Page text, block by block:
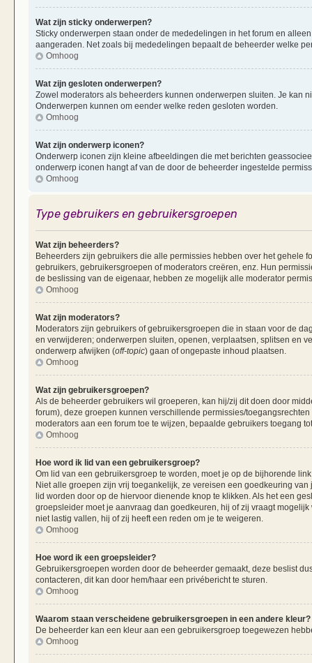
Wat zijn sticky onderwerpen?
Sticky onderwerpen staan onder de mededelingen in het forum en
aangeraden. Net zoals bij mededelingen bepaalt de beheerder welke
Omhoog
Wat zijn gesloten onderwerpen?
Zowel moderators als beheerders kunnen onderwerpen sluiten. Je kan
Onderwerpen kunnen om eender welke reden gesloten worden.
Omhoog
Wat zijn onderwerp iconen?
Onderwerp iconen zijn kleine afbeeldingen die met berichten
onderwerp iconen hangt af van de door de beheerder ingestelde
Omhoog
Type gebruikers en gebruikersgroepen
Wat zijn beheerders?
Beheerders zijn gebruikers die alle permissies hebben over het gehele
gebruikers, gebruikersgroepen of moderators creëren, enz. Hun
de beslissing van de eigenaar, hebben ze mogelijk alle moderator
Omhoog
Wat zijn moderators?
Moderators zijn gebruikers of gebruikersgroepen die in staan voor de
en verwijderen; onderwerpen sluiten, openen, verplaatsen, splitsen en
onderwerp afwijken (off-topic) gaan of ongepaste inhoud plaatsen.
Omhoog
Wat zijn gebruikersgroepen?
Als de beheerder gebruikers wil groeperen, kan hij/zij dit doen door
forum), deze groepen kunnen verschillende permissies/
moderators aan een forum toe te wijzen, bepaalde gebruikers toegang
Omhoog
Hoe word ik lid van een gebruikersgroep?
Om lid van een gebruikersgroep te worden, moet je op de bijhorende
Niet alle groepen zijn vrij toegankelijk, ze vereisen een goedkeuring
lid worden door op de hiervoor dienende knop te klikken. Als het een
groepsleider moet je aanvraag dan goedkeuren, hij of zij vraagt
niet lastig vallen, hij of zij heeft een reden om je te weigeren.
Omhoog
Hoe word ik een groepsleider?
Gebruikersgroepen worden door de beheerder gemaakt, deze beslist
contacteren, dit kan door hem/haar een privébericht te sturen.
Omhoog
Waarom staan verscheidene gebruikersgroepen in een andere kleur?
De beheerder kan een kleur aan een gebruikersgroep toegewezen
Omhoog